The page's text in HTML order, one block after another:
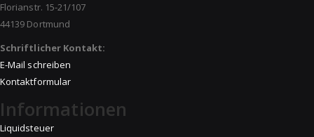
Florianstr. 15-21/107
44139 Dortmund
Schriftlicher Kontakt:
E-Mail schreiben
Kontaktformular
Informationen
Liquidsteuer